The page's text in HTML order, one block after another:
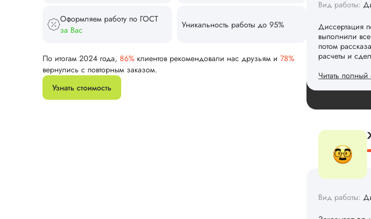
Оформляем работу по ГОСТ
за Вас
Уникальность работы до 95%
По итогам 2024 года, 86% клиентов рекомендовали нас друзьям и 78%
вернулись с повторным заказом.
Узнать стоимость
Вид работы:
Диссертация
выполнили
потом
расчеты и
Читать полный
Спасибо!
Вид работы: